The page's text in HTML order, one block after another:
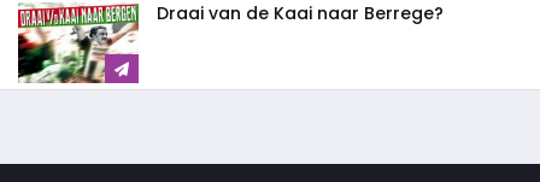
Draai van de Kaai naar Berrege?